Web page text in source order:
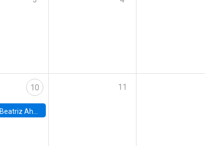
10
Beatriz Ahumada, PhD candidate, Universidad de Pittsburgh
11